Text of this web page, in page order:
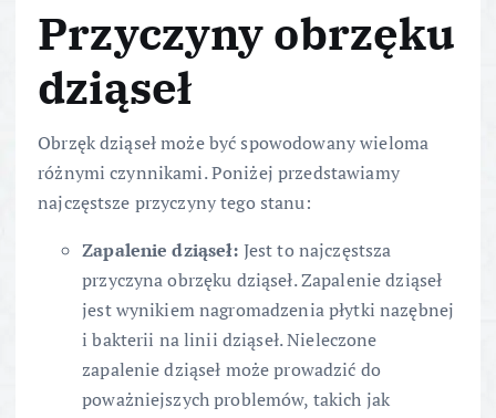
Przyczyny obrzęku
dziąseł
Obrzęk dziąseł może być spowodowany wieloma
różnymi czynnikami. Poniżej przedstawiamy
najczęstsze przyczyny tego stanu:
Zapalenie dziąseł: Jest to najczęstsza
przyczyna obrzęku dziąseł. Zapalenie dziąseł
jest wynikiem nagromadzenia płytki nazębnej
i bakterii na linii dziąseł. Nieleczone
zapalenie dziąseł może prowadzić do
poważniejszych problemów, takich jak